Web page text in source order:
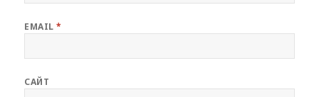
EMAIL*
САЙТ